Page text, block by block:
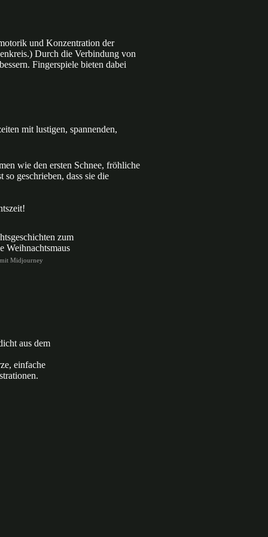
und Konzentration der
Durch die Verbindung von
Fingerspiele bieten dabei
mit lustigen, spannenden,
wie den ersten Schnee, fröhliche
so geschrieben, dass sie die
Midjourney
aus dem
einfache